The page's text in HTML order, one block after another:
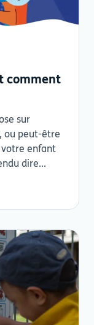
comment
sur
ou peut-être
votre enfant
dire...